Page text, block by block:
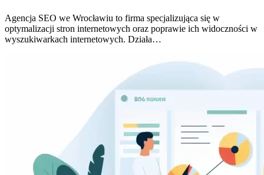
Agencja SEO we Wrocławiu to firma specjalizująca się w
optymalizacji stron internetowych oraz poprawie ich widoczności w
wyszukiwarkach internetowych. Działa…